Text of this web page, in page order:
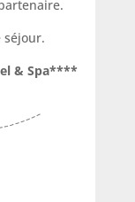
séjour.
& Spa****